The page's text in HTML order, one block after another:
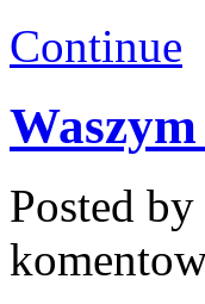
Continue
Posted